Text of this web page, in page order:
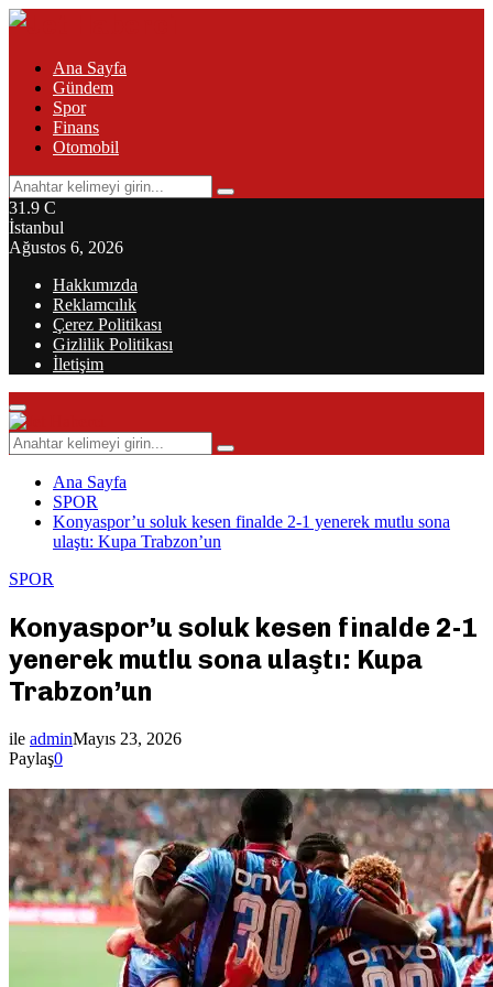
Ana Sayfa
Gündem
Spor
Finans
Otomobil
Search
for:
Search
31.9 C
İstanbul
Ağustos 6, 2026
Hakkımızda
Reklamcılık
Çerez Politikası
Gizlilik Politikası
İletişim
Primary
Menu
Search
for:
Search
Ana Sayfa
SPOR
Konyaspor’u soluk kesen finalde 2-1 yenerek mutlu sona
ulaştı: Kupa Trabzon’un
SPOR
Konyaspor’u soluk kesen finalde 2-1
yenerek mutlu sona ulaştı: Kupa
Trabzon’un
ile adminMayıs 23, 2026
Paylaş0